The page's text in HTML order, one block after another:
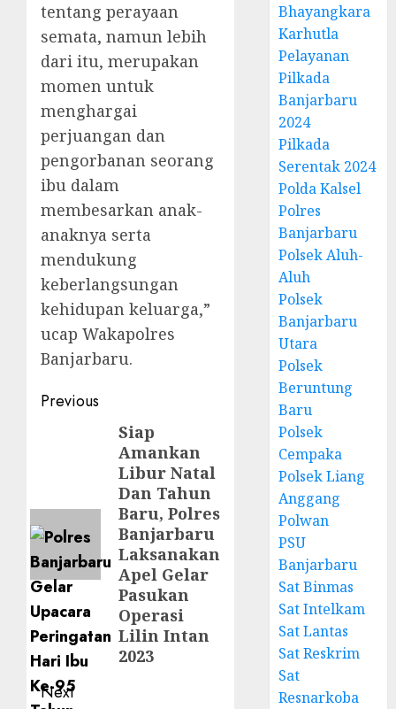
tentang perayaan
semata, namun lebih
dari itu, merupakan
momen untuk
menghargai
perjuangan dan
pengorbanan seorang
ibu dalam
membesarkan anak-
anaknya serta
mendukung
keberlangsungan
kehidupan keluarga,”
ucap Wakapolres
Banjarbaru.
Previous
Siap
Amankan
Libur Natal
Dan Tahun
Baru, Polres
Banjarbaru
Laksanakan
Apel Gelar
Pasukan
Operasi
Lilin Intan
2023
Next
Bhayangkara
Karhutla
Pelayanan
Pilkada
Banjarbaru
2024
Pilkada
Serentak 2024
Polda Kalsel
Polres
Banjarbaru
Polsek Aluh-
Aluh
Polsek
Banjarbaru
Utara
Polsek
Beruntung
Baru
Polsek
Cempaka
Polsek Liang
Anggang
Polwan
PSU
Banjarbaru
Sat Binmas
Sat Intelkam
Sat Lantas
Sat Reskrim
Sat
Resnarkoba